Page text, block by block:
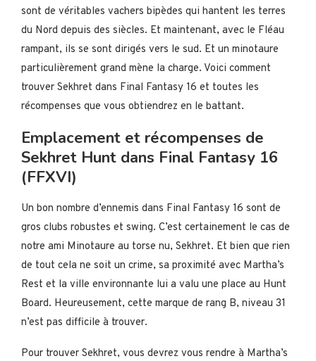
sont de véritables vachers bipèdes qui hantent les terres
du Nord depuis des siècles. Et maintenant, avec le Fléau
rampant, ils se sont dirigés vers le sud. Et un minotaure
particulièrement grand mène la charge. Voici comment
trouver Sekhret dans Final Fantasy 16 et toutes les
récompenses que vous obtiendrez en le battant.
Emplacement et récompenses de
Sekhret Hunt dans Final Fantasy 16
(FFXVI)
Un bon nombre d’ennemis dans Final Fantasy 16 sont de
gros clubs robustes et swing. C’est certainement le cas de
notre ami Minotaure au torse nu, Sekhret. Et bien que rien
de tout cela ne soit un crime, sa proximité avec Martha’s
Rest et la ville environnante lui a valu une place au Hunt
Board. Heureusement, cette marque de rang B, niveau 31
n’est pas difficile à trouver.
Pour trouver Sekhret, vous devrez vous rendre à Martha’s